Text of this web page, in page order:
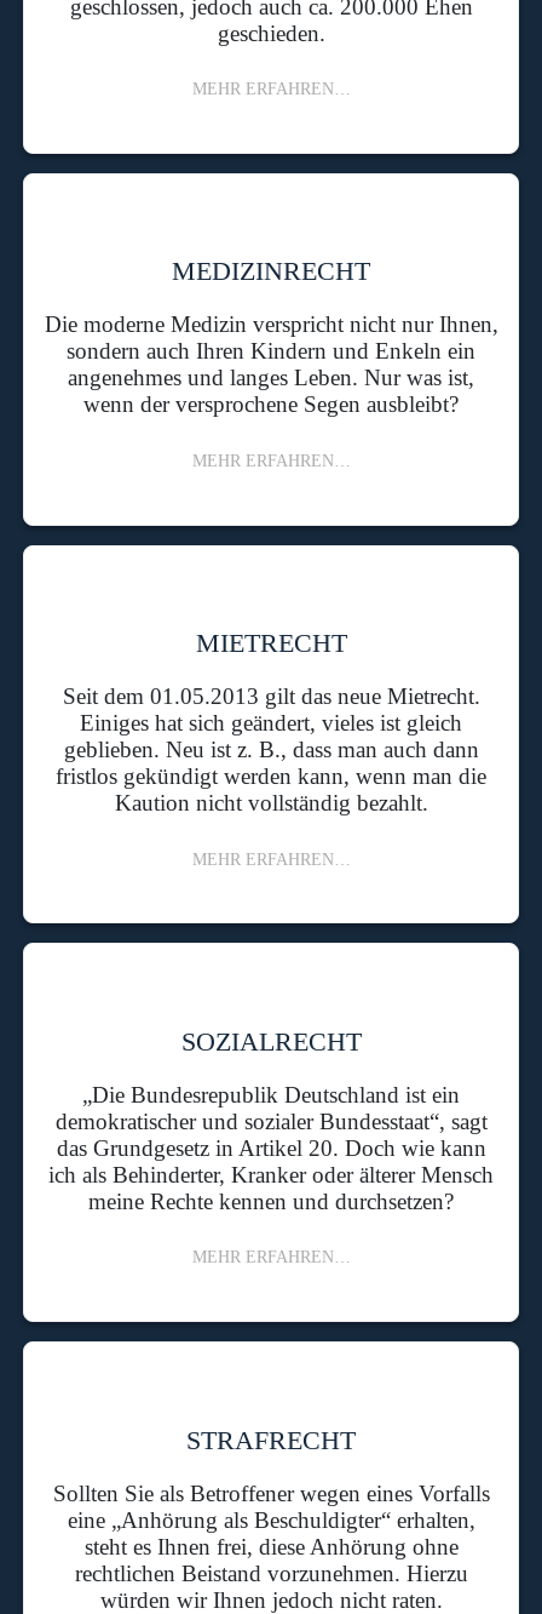
geschlossen, jedoch auch ca. 200.000 Ehen
geschieden.
MEHR ERFAHREN…
MEDIZINRECHT
Die moderne Medizin verspricht nicht nur Ihnen,
sondern auch Ihren Kindern und Enkeln ein
angenehmes und langes Leben. Nur was ist,
wenn der versprochene Segen ausbleibt?
MEHR ERFAHREN…
MIETRECHT
Seit dem 01.05.2013 gilt das neue Mietrecht.
Einiges hat sich geändert, vieles ist gleich
geblieben. Neu ist z. B., dass man auch dann
fristlos gekündigt werden kann, wenn man die
Kaution nicht vollständig bezahlt.
MEHR ERFAHREN…
SOZIALRECHT
„Die Bundesrepublik Deutschland ist ein
demokratischer und sozialer Bundesstaat“, sagt
das Grundgesetz in Artikel 20. Doch wie kann
ich als Behinderter, Kranker oder älterer Mensch
meine Rechte kennen und durchsetzen?
MEHR ERFAHREN…
STRAFRECHT
Sollten Sie als Betroffener wegen eines Vorfalls
eine „Anhörung als Beschuldigter“ erhalten,
steht es Ihnen frei, diese Anhörung ohne
rechtlichen Beistand vorzunehmen. Hierzu
würden wir Ihnen jedoch nicht raten.